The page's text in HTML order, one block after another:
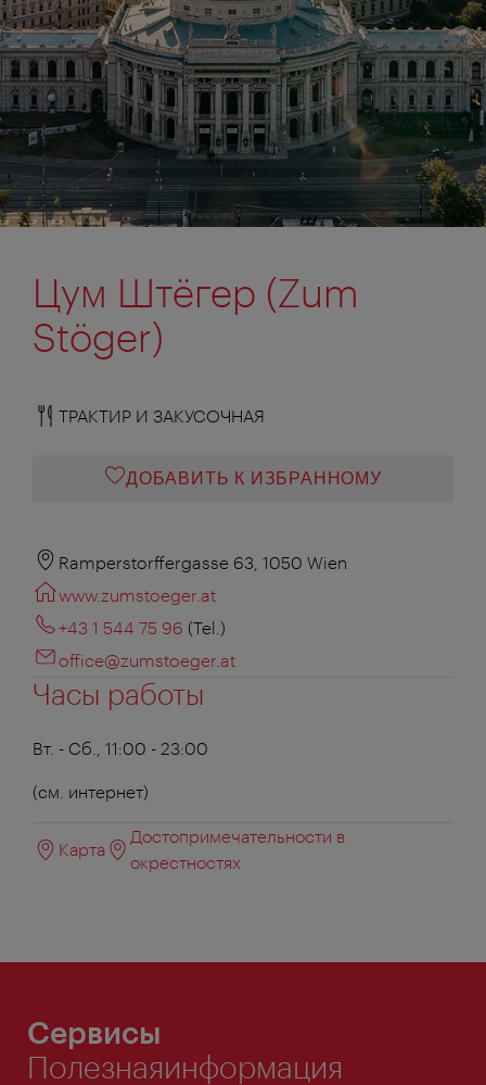
Цум Штёгер (Zum
Stöger)
ТРАКТИР И ЗАКУСОЧНАЯ
ДОБАВИТЬ К ИЗБРАННОМУ
Ramperstorffergasse 63, 1050 Wien
www.zumstoeger.at
+43 1 544 75 96 (Tel.)
office@zumstoeger.at
Часы работы
Вт. - Сб., 11:00 - 23:00
(см. интернет)
Карта
Достопримечательности в
окрестностях
Сервисы
Полезнаяинформация